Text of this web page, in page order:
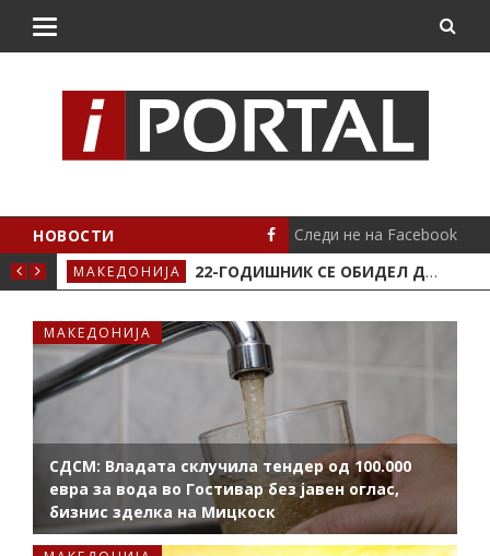
НОВОСТИ
МАКЕДОНИЈА 22-ГОДИШНИК СЕ ОБИДЕЛ ДА НАПАДНЕ ВРАБОТЕНО ЛИЦЕ ВО „СОЦИЈАЛНОТО“ ВО КРИВА ПАЛАНКА
ЛОКАЛНО ПОЖАР ВО СТАН ВО ГОСТИВАР, ДВАЈЦА ПОЛИЦАЈЦИ И ДОМАЌИНОТ ВО БОЛНИЦА
Следи не на Facebook
МАКЕДОНИЈА
СДСМ: Владата склучила тендер од 100.000
евра за вода во Гостивар без јавен оглас,
бизнис зделка на Мицкоск